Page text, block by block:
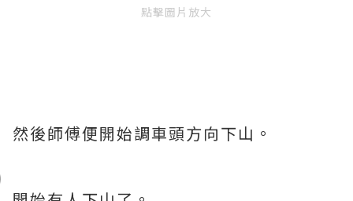
點擊圖片放大
然後師傅便開始調車頭方向下山。